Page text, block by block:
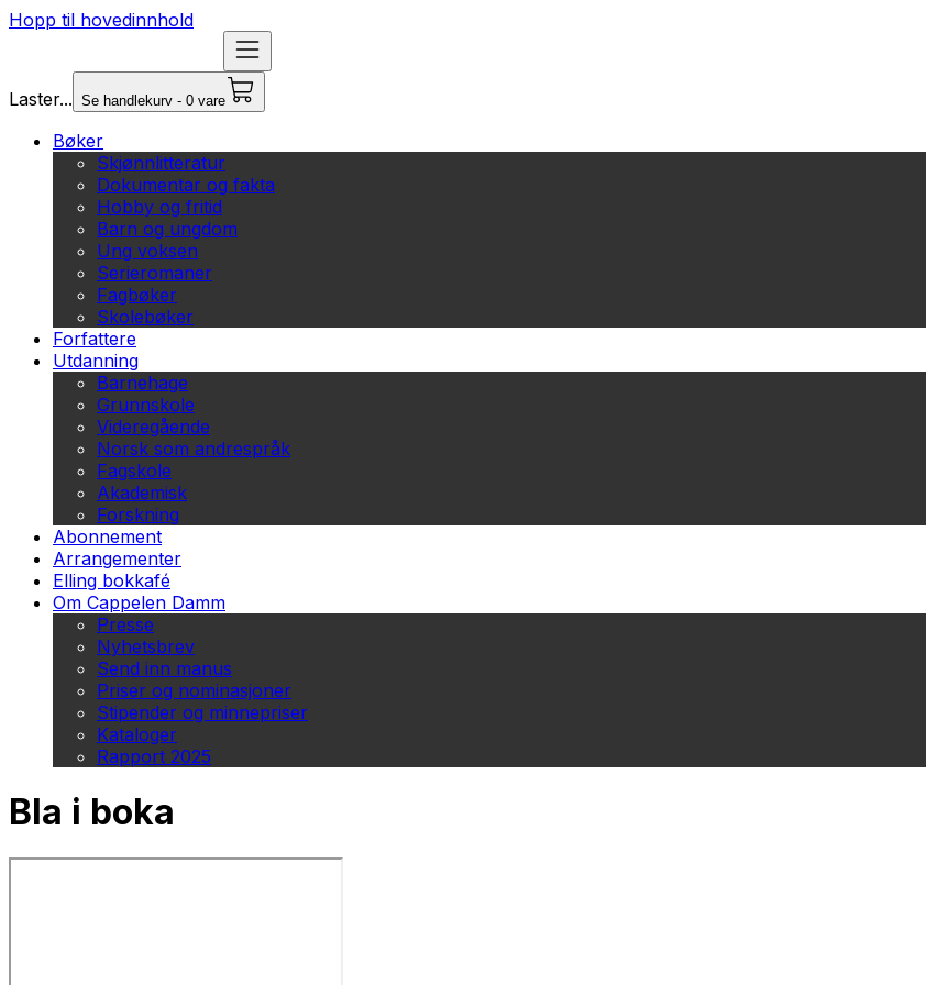
Hopp til hovedinnhold
Laster... Se handlekurv - 0 vare
Bøker
Skjønnlitteratur
Dokumentar og fakta
Hobby og fritid
Barn og ungdom
Ung voksen
Serieromaner
Fagbøker
Skolebøker
Forfattere
Utdanning
Barnehage
Grunnskole
Videregående
Norsk som andrespråk
Fagskole
Akademisk
Forskning
Abonnement
Arrangementer
Elling bokkafé
Om Cappelen Damm
Presse
Nyhetsbrev
Send inn manus
Priser og nominasjoner
Stipender og minnepriser
Kataloger
Rapport 2025
Bla i boka